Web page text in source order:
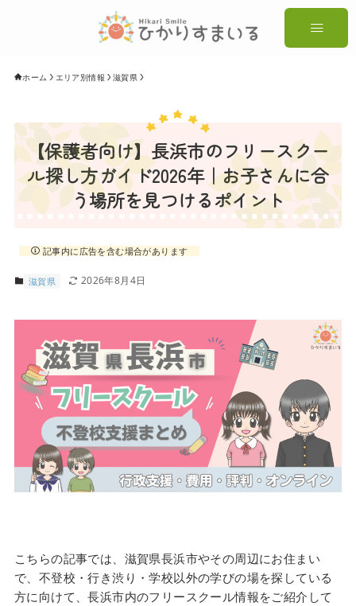
ホーム エリア別情報 滋賀県
【保護者向け】長浜市のフリースクー
ル探し方ガイド2026年｜お子さんに合
う場所を見つけるポイント
記事内に広告を含む場合があります
滋賀県 2026年8月4日
こちらの記事では、滋賀県長浜市やその周辺にお住まい
で、不登校・行き渋り・学校以外の学びの場を探している
方に向けて、長浜市内のフリースクール情報をご紹介して